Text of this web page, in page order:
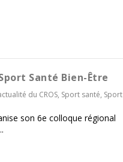
Santé Bien-Être
du CROS, Sport santé, Sport
son 6e colloque régional